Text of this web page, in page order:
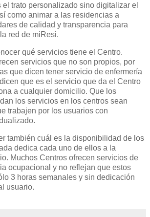
trato personalizado sino digitalizar el
como animar a las residencias a
de calidad y transparencia para
red de miResi.
qué servicios tiene el Centro.
servicios que no son propios, por
que dicen tener servicio de enfermería
que es el servicio que da el Centro
a cualquier domicilio. Que los
los servicios en los centros sean
trabajen por los usuarios con
también cuál es la disponibilidad de los
dedica cada uno de ellos a la
Muchos Centros ofrecen servicios de
ocupacional y no reflejan que estos
3 horas semanales y sin dedicación
usuario.